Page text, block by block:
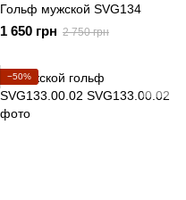
Гольф мужской SVG134
1 650 грн 2 750 грн
−50%